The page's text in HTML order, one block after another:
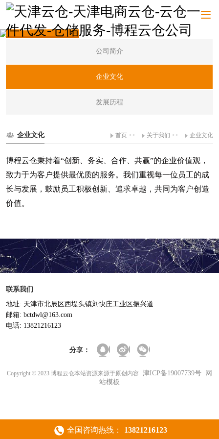
关于我们
公司简介
企业文化
发展历程
企业文化 首页 >> 关于我们 >> 企业文化
博程云仓秉持着“创新、务实、合作、共赢”的企业价值观，
致力于为客户提供最优质的服务。我们重视每一位员工的成
长与发展，鼓励员工积极创新、追求卓越，共同为客户创造
价值。
联系我们
地址: 天津市北辰区西堤头镇刘快庄工业区振兴道
邮箱: bctdwl@163.com
电话: 13821216123
分享：
Copyright © 2023 博程云仓本站资源来源于原创内容 津ICP备19007739号
网
站模板
全国咨询热线： 13821216123